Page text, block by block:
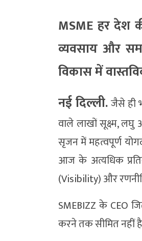
MSME हर देश
व्यवसाय और
विकास में
नई दिल्ली.जैसे ही
वाले लाखों सूक्ष्म, लघु
सृजन में महत्वपूर्ण
आज के अत्यधिक
(Visibility) और
SMEBIZZ के CEO
करने तक सीमित नहीं